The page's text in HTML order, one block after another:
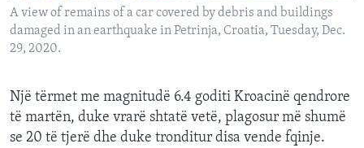
A view of remains of a car covered by debris and buildings
damaged in an earthquake in Petrinja, Croatia, Tuesday, Dec.
29, 2020.
Një tërmet me magnitudë 6.4 goditi Kroacinë qendrore
të martën, duke vrarë shtatë vetë, plagosur më shumë
se 20 të tjerë dhe duke tronditur disa vende fqinje.